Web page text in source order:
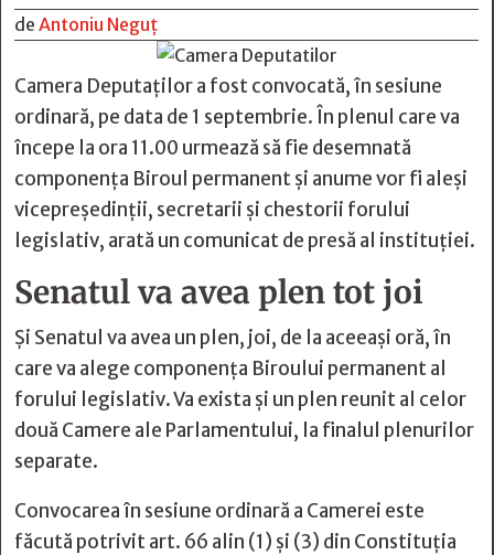
de Antoniu Neguț
Camera Deputaţilor a fost convocată, în sesiune
ordinară, pe data de 1 septembrie. În plenul care va
începe la ora 11.00 urmează să fie desemnată
componenţa Biroul permanent şi anume vor fi aleşi
vicepreşedinţii, secretarii şi chestorii forului
legislativ, arată un comunicat de presă al instituţiei.
Senatul va avea plen tot joi
Şi Senatul va avea un plen, joi, de la aceeaşi oră, în
care va alege componenţa Biroului permanent al
forului legislativ. Va exista şi un plen reunit al celor
două Camere ale Parlamentului, la finalul plenurilor
separate.
Convocarea în sesiune ordinară a Camerei este
făcută potrivit art. 66 alin (1) şi (3) din Constituţia